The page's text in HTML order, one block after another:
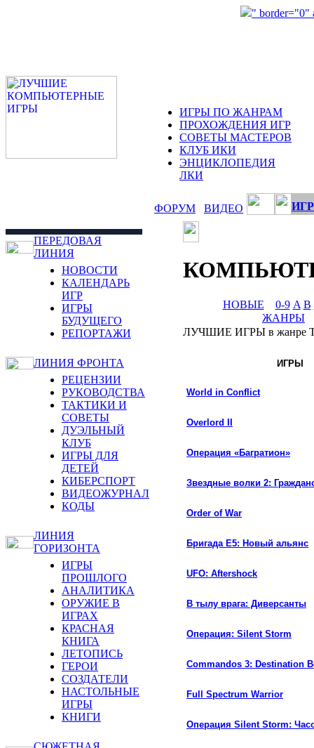
" border="0"
ИГРЫ ПО ЖАНРАМ
ПРОХОЖДЕНИЯ ИГР
СОВЕТЫ МАСТЕРОВ
КЛУБ ИКИ
ЭНЦИКЛОПЕДИЯ
ЛКИ
ФОРУМ ВИДЕО
ПЕРЕДОВАЯ
ЛИНИЯ
НОВОСТИ
КАЛЕНДАРЬ
ИГР
ИГРЫ
БУДУЩЕГО
РЕПОРТАЖИ
ЛИНИЯ ФРОНТА
РЕЦЕНЗИИ
РУКОВОДСТВА
ТАКТИКИ И
СОВЕТЫ
ДУЭЛЬНЫЙ
КЛУБ
ИГРЫ ДЛЯ
ДЕТЕЙ
КИБЕРСПОРТ
ВИДЕОЖУРНАЛ
КОДЫ
ЛИНИЯ
ГОРИЗОНТА
ИГРЫ
ПРОШЛОГО
АНАЛИТИКА
ОРУЖИЕ В
ИГРАХ
КРАСНАЯ
КНИГА
ЛЕТОПИСЬ
ГЕРОИ
СОЗДАТЕЛИ
НАСТОЛЬНЫЕ
ИГРЫ
КНИГИ
НОВЫЕ 0-9 A B
ЖАНРЫ
ЛУЧШИЕ ИГРЫ в жанре
ИГРЫ
World in Conflict
Overlord II
Операция «Багратион»
Звездные волки 2:
Order of War
Бригада Е5: Новый альянс
UFO: Aftershock
В тылу врага: Диверсанты
Операция: Silent Storm
Commandos 3: Destination
Full Spectrum Warrior
Операция Silent Storm: